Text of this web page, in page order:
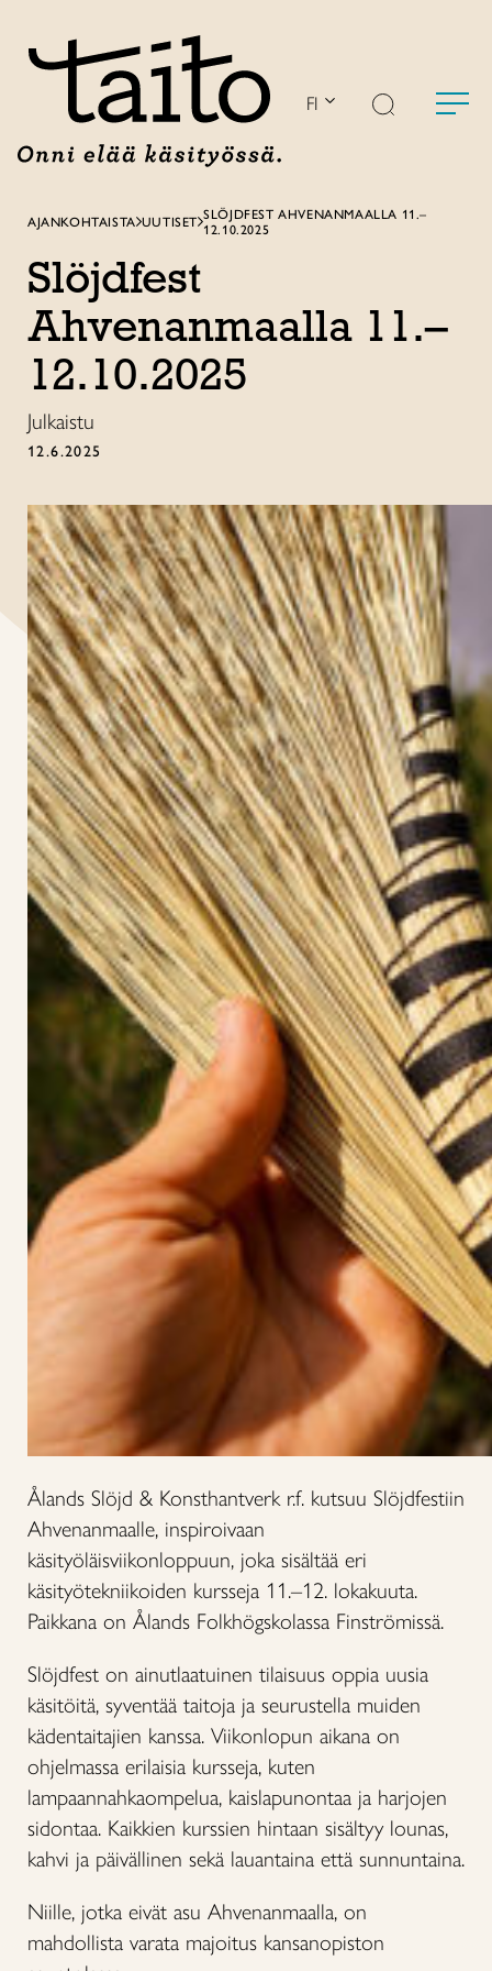
FI
AJANKOHTAISTA UUTISET SLÖJDFEST AHVENANMAALLA 11.–
12.10.2025
Slöjdfest
Ahvenanmaalla 11.–
12.10.2025
Julkaistu
12.6.2025
Ålands Slöjd & Konsthantverk r.f. kutsuu Slöjdfestiin
Ahvenanmaalle, inspiroivaan
käsityöläisviikonloppuun, joka sisältää eri
käsityötekniikoiden kursseja 11.–12. lokakuuta.
Paikkana on Ålands Folkhögskolassa Finströmissä.
Slöjdfest on ainutlaatuinen tilaisuus oppia uusia
käsitöitä, syventää taitoja ja seurustella muiden
kädentaitajien kanssa. Viikonlopun aikana on
ohjelmassa erilaisia kursseja, kuten
lampaannahkaompelua, kaislapunontaa ja harjojen
sidontaa. Kaikkien kurssien hintaan sisältyy lounas,
kahvi ja päivällinen sekä lauantaina että sunnuntaina.
Niille, jotka eivät asu Ahvenanmaalla, on
mahdollista varata majoitus kansanopiston